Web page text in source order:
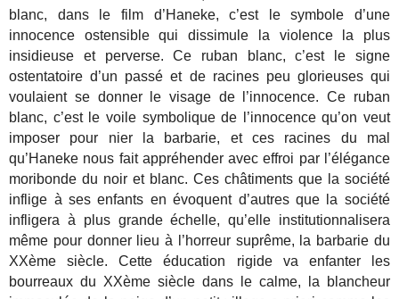
blanc, dans le film d’Haneke, c’est le symbole d’une
innocence ostensible qui dissimule la violence la plus
insidieuse et perverse. Ce ruban blanc, c’est le signe
ostentatoire d’un passé et de racines peu glorieuses qui
voulaient se donner le visage de l’innocence. Ce ruban
blanc, c’est le voile symbolique de l’innocence qu’on veut
imposer pour nier la barbarie, et ces racines du mal
qu’Haneke nous fait appréhender avec effroi par l’élégance
moribonde du noir et blanc. Ces châtiments que la société
inflige à ses enfants en évoquent d’autres que la société
infligera à plus grande échelle, qu’elle institutionnalisera
même pour donner lieu à l’horreur suprême, la barbarie du
XXème siècle. Cette éducation rigide va enfanter les
bourreaux du XXème siècle dans le calme, la blancheur